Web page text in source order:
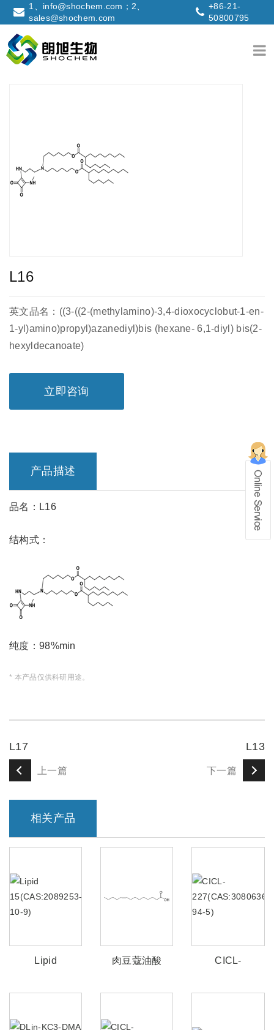
1、info@shochem.com；2、
sales@shochem.com
+86-21-
50800795
L16
英文品名：((3-((2-(methylamino)-3,4-dioxocyclobut-1-en-
1-yl)amino)propyl)azanediyl)bis (hexane- 6,1-diyl) bis(2-
hexyldecanoate)
立即咨询
产品描述
品名：L16
结构式：
纯度：98%min
* 本产品仅供科研用途。
L17
上一篇
L13
下一篇
相关产品
Lipid
10-9)
肉豆蔻油酸
CICL-
94-5)
1、info@shochem.com；2